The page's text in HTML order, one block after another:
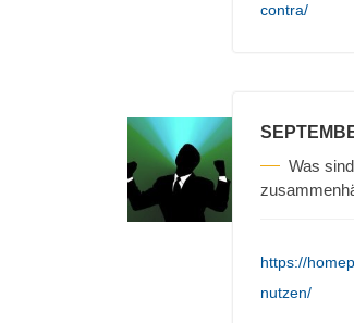
contra/
Was
https://
nutzen/